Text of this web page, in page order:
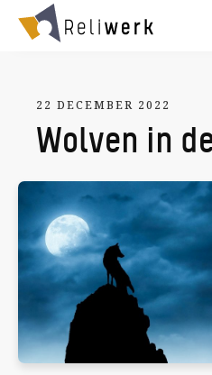
22 DECEMBER 2022
Wolven in